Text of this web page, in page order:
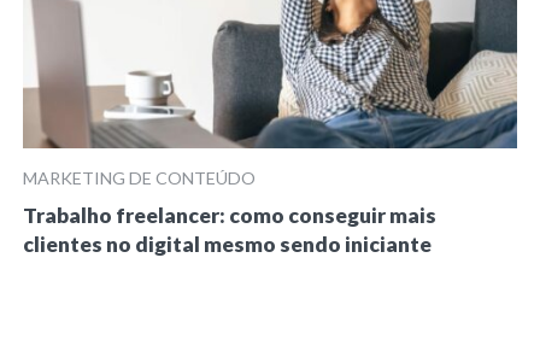
MARKETING DE CONTEÚDO
Trabalho freelancer: como conseguir mais
clientes no digital mesmo sendo iniciante